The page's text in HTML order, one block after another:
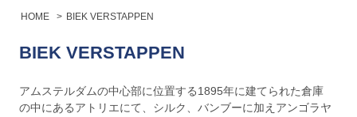
HOME > BIEK VERSTAPPEN
BIEK VERSTAPPEN
アムステルダムの中心部に位置する1895年に建てられた倉庫
の中にあるアトリエにて、シルク、バンブーに加えアンゴラヤ